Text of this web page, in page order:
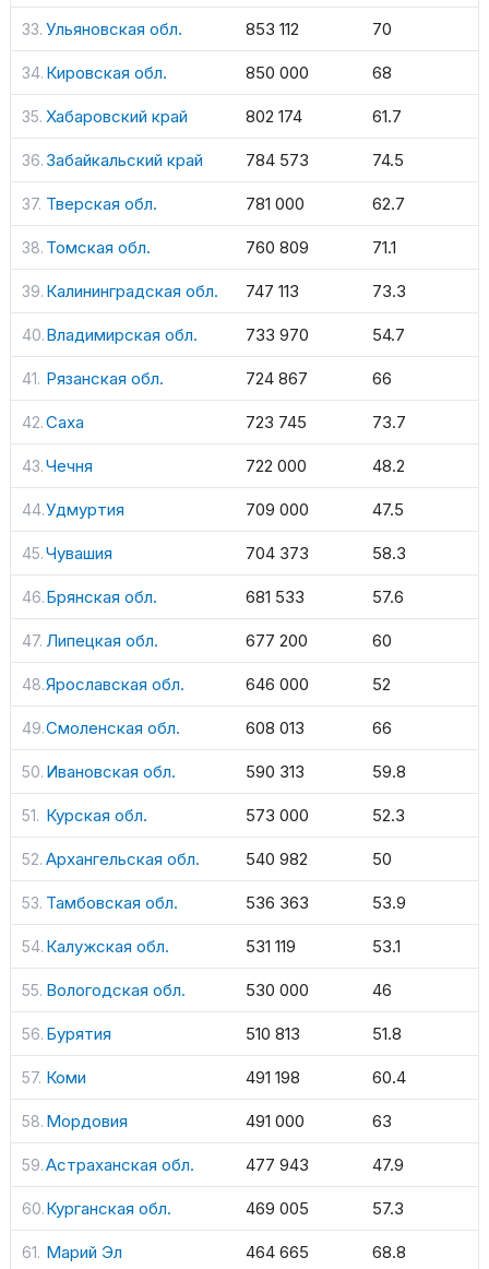
Ульяновская обл. 853 112 70
Кировская обл. 850 000 68
Хабаровский край 802 174 61.7
Забайкальский край 784 573 74.5
Тверская обл. 781 000 62.7
Томская обл. 760 809 71.1
Калининградская обл. 747 113 73.3
Владимирская обл. 733 970 54.7
Рязанская обл. 724 867 66
Саха 723 745 73.7
Чечня 722 000 48.2
Удмуртия 709 000 47.5
Чувашия 704 373 58.3
Брянская обл. 681 533 57.6
Липецкая обл. 677 200 60
Ярославская обл. 646 000 52
Смоленская обл. 608 013 66
Ивановская обл. 590 313 59.8
Курская обл. 573 000 52.3
Архангельская обл. 540 982 50
Тамбовская обл. 536 363 53.9
Калужская обл. 531 119 53.1
Вологодская обл. 530 000 46
Бурятия 510 813 51.8
Коми 491 198 60.4
Мордовия 491 000 63
Астраханская обл. 477 943 47.9
Курганская обл. 469 005 57.3
Марий Эл 464 665 68.8